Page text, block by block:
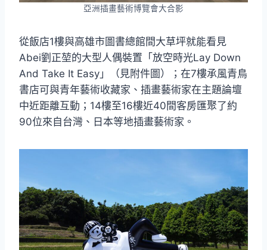
亞洲插畫藝術博覽會大合影
從飯店1樓與高雄市圖書總館間大草坪就能看見
Abei劉正堃的大型人偶裝置「放空時光Lay Down
And Take It Easy」（見附件圖）；在7樓承風青鳥
書店可與青年藝術收藏家、插畫藝術家在主題論壇
中近距離互動；14樓至16樓近40間客房匯聚了約
90位來自台灣、日本等地插畫藝術家。